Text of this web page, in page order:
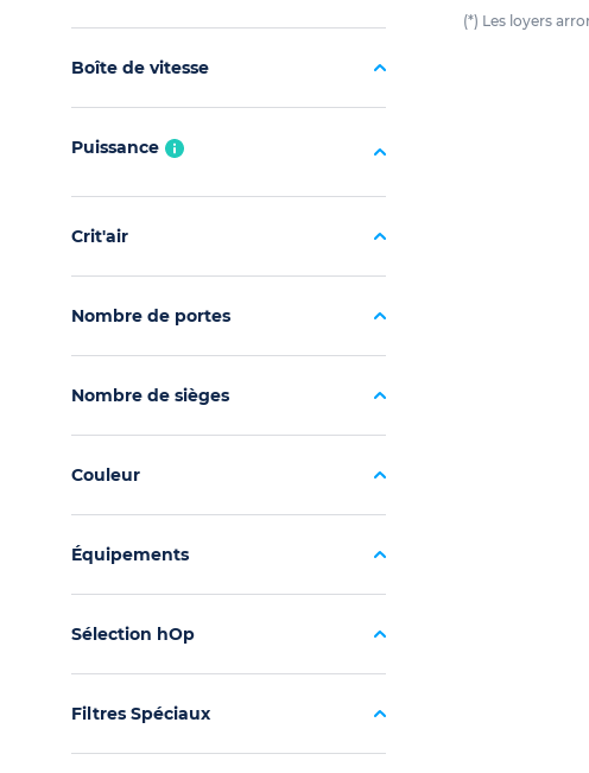
Boîte de vitesse
Puissance
Crit'air
Nombre de portes
Nombre de sièges
Couleur
Équipements
Sélection hOp
Filtres Spéciaux
(*) Les loyers